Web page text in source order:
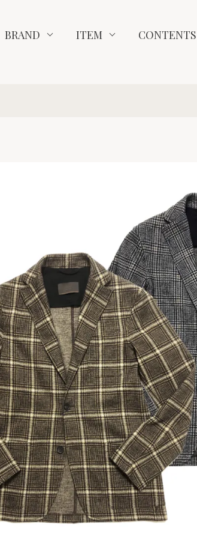
BRAND ITEM CONTENTS